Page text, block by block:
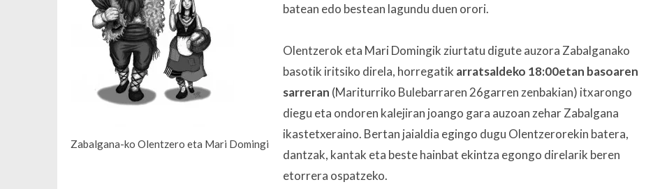
Zabalgana-ko Olentzero eta Mari Domingi
batean edo bestean lagundu duen orori.
Olentzerok eta Mari Domingik ziurtatu digute auzora Zabalganako
basotik iritsiko direla, horregatik arratsaldeko 18:00etan basoaren
sarreran (Mariturriko Bulebarraren 26garren zenbakian) itxarongo
diegu eta ondoren kalejiran joango gara auzoan zehar Zabalgana
ikastetxeraino. Bertan jaialdia egingo dugu Olentzerorekin batera,
dantzak, kantak eta beste hainbat ekintza egongo direlarik beren
etorrera ospatzeko.